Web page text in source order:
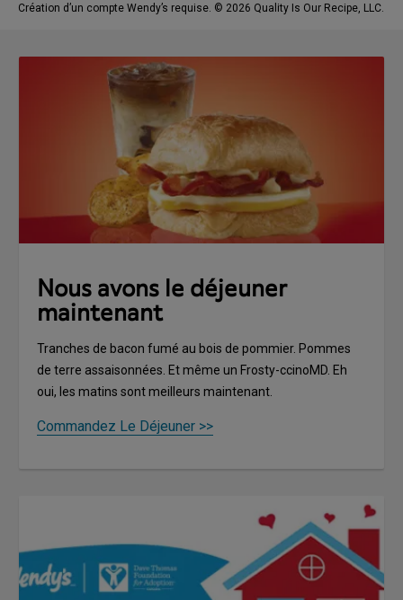
Création d’un compte Wendy’s requise. © 2026 Quality Is Our Recipe, LLC.
Nous avons le déjeuner
maintenant
Tranches de bacon fumé au bois de pommier. Pommes
de terre assaisonnées. Et même un Frosty-ccinoMD. Eh
oui, les matins sont meilleurs maintenant.
Commandez Le Déjeuner >>